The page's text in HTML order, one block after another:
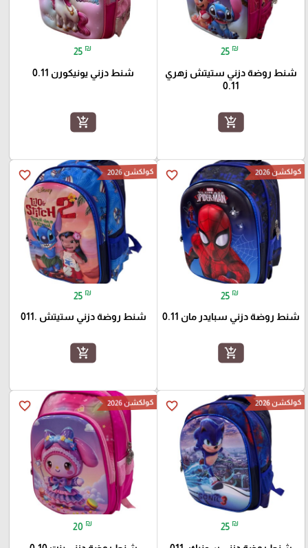
25 ₪
شنط روضة دزني ستيتش زهري
0.11
add_shopping_cart
25 ₪
شنط دزني يونيكورن 0.11
add_shopping_cart
favorite_border كولكشن 2026
25 ₪
شنط روضة دزني سبايدر مان 0.11
add_shopping_cart
favorite_border كولكشن 2026
25 ₪
شنط روضة دزني ستيتش .011
add_shopping_cart
favorite_border كولكشن 2026
25 ₪
favorite_border كولكشن 2026
20 ₪